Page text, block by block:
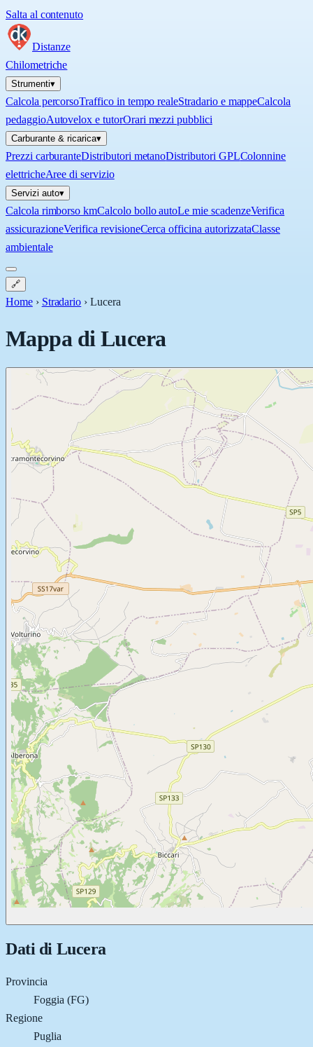
Salta al contenuto
Distanze
Chilometriche
Strumenti▾
Calcola percorsoTraffico in tempo realeStradario e mappeCalcola
pedaggioAutovelox e tutorOrari mezzi pubblici
Carburante & ricarica▾
Prezzi carburanteDistributori metanoDistributori GPLColonnine
elettricheAree di servizio
Servizi auto▾
Calcola rimborso kmCalcolo bollo autoLe mie scadenzeVerifica
assicurazioneVerifica revisioneCerca officina autorizzataClasse
ambientale
🔗
Home › Stradario ›Lucera
Mappa diLucera
Dati di Lucera
Provincia
Foggia (FG)
Regione
Puglia